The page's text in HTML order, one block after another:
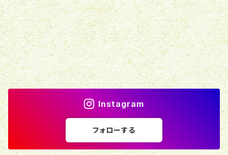
Instagram
フォローする